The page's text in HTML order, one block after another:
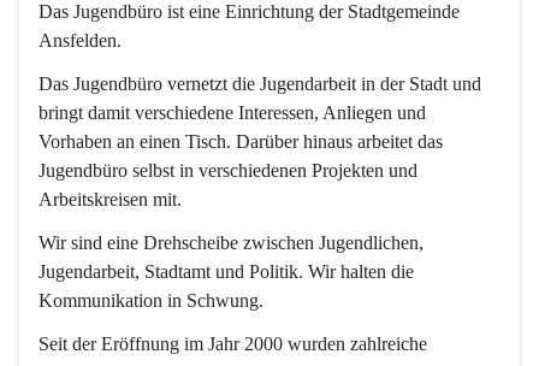
Das Jugendbüro ist eine Einrichtung der Stadtgemeinde
Ansfelden.
Das Jugendbüro vernetzt die Jugendarbeit in der Stadt und
bringt damit verschiedene Interessen, Anliegen und
Vorhaben an einen Tisch. Darüber hinaus arbeitet das
Jugendbüro selbst in verschiedenen Projekten und
Arbeitskreisen mit.
Wir sind eine Drehscheibe zwischen Jugendlichen,
Jugendarbeit, Stadtamt und Politik. Wir halten die
Kommunikation in Schwung.
Seit der Eröffnung im Jahr 2000 wurden zahlreiche